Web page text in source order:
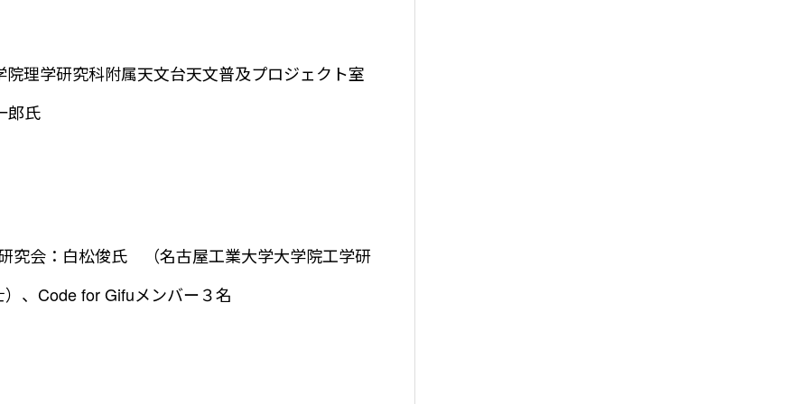
理学研究科附属天文台天文普及プロジェクト室
郎氏
究会：白松俊氏 （名古屋工業大学大学院工学研
、Code for Gifuメンバー３名